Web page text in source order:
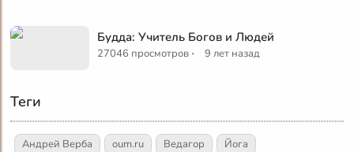
Будда: Учитель Богов и Людей
27046 просмотров · 9 лет назад
Теги
Андрей Верба oum.ru Ведагор
Йога